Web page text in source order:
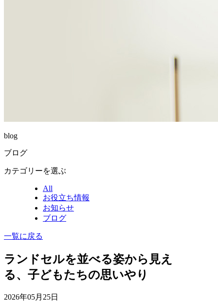
blog
ブログ
カテゴリーを選ぶ
All
お役立ち情報
お知らせ
ブログ
一覧に戻る
ランドセルを並べる姿から見え
る、子どもたちの思いやり
2026年05月25日